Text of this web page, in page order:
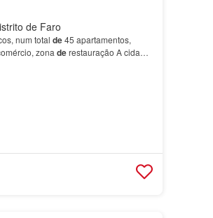
de Faro
num total de45 apartamentos,
zona derestauração A cidade